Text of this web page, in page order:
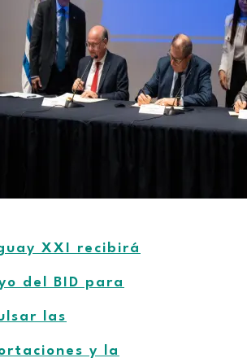
XXI recibirá
del BID para
las
y la